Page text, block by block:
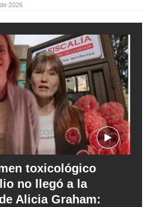
2026
toxicológico
no llegó a la
Alicia Graham: